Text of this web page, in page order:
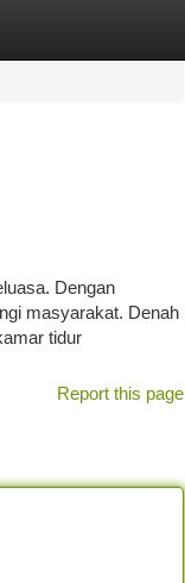
Dengan
masyarakat. Denah
tidur
Report this page